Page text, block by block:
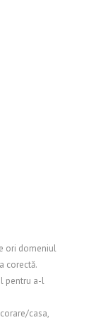
ori domeniul
corectă.
pentru a-l
casa,